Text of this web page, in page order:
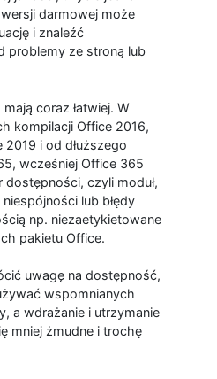
darmowej może
i znaleźć
problemy ze stroną lub
coraz łatwiej. W
kompilacji Office 2016,
i od dłuższego
wcześniej Office 365
dostępności, czyli moduł,
lub błędy
np. niezaetykietowane
pakietu Office.
uwagę na dostępność,
wspomnianych
a wdrażanie i utrzymanie
mniej żmudne i trochę